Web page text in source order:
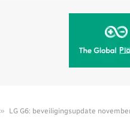
» LG G6: beveiligingsupdate